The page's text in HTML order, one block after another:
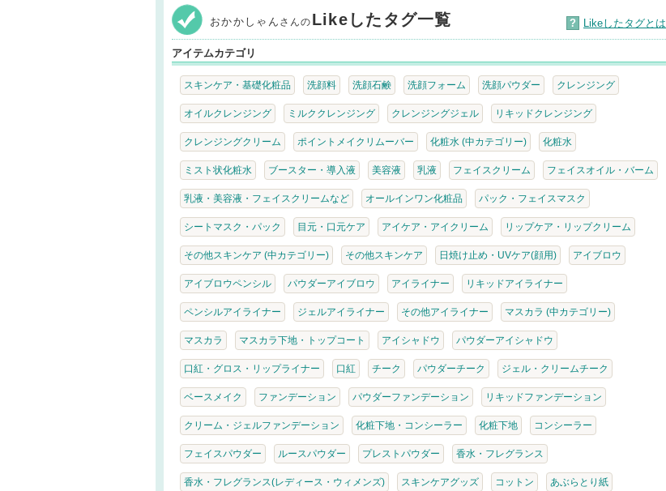
おかかしゃん さんの Likeしたタグ一覧 ? Likeしたタグとは
アイテムカテゴリ
スキンケア・基礎化粧品 洗顔料 洗顔石鹸 洗顔フォーム 洗顔パウダー クレンジング
オイルクレンジング ミルククレンジング クレンジングジェル リキッドクレンジング
クレンジングクリーム ポイントメイクリムーバー 化粧水 (中カテゴリー) 化粧水
ミスト状化粧水 ブースター・導入液 美容液 乳液 フェイスクリーム フェイスオイル・バーム
乳液・美容液・フェイスクリームなど オールインワン化粧品 パック・フェイスマスク
シートマスク・パック 目元・口元ケア アイケア・アイクリーム リップケア・リップクリーム
その他スキンケア (中カテゴリー) その他スキンケア 日焼け止め・UVケア(顔用) アイブロウ
アイブロウペンシル パウダーアイブロウ アイライナー リキッドアイライナー
ペンシルアイライナー ジェルアイライナー その他アイライナー マスカラ (中カテゴリー)
マスカラ マスカラ下地・トップコート アイシャドウ パウダーアイシャドウ
口紅・グロス・リップライナー 口紅 チーク パウダーチーク ジェル・クリームチーク
ベースメイク ファンデーション パウダーファンデーション リキッドファンデーション
クリーム・ジェルファンデーション 化粧下地・コンシーラー 化粧下地 コンシーラー
フェイスパウダー ルースパウダー プレストパウダー 香水・フレグランス
香水・フレグランス(レディース・ウィメンズ) スキンケアグッズ コットン あぶらとり紙